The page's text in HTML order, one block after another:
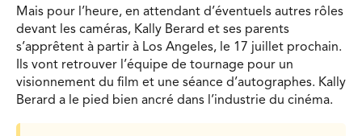
Mais pour l’heure, en attendant d’éventuels autres rôles
devant les caméras, Kally Berard et ses parents
s’apprêtent à partir à Los Angeles, le 17 juillet prochain.
Ils vont retrouver l’équipe de tournage pour un
visionnement du film et une séance d’autographes. Kally
Berard a le pied bien ancré dans l’industrie du cinéma.